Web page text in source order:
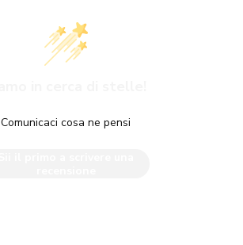
Comunicaci cosa ne pensi